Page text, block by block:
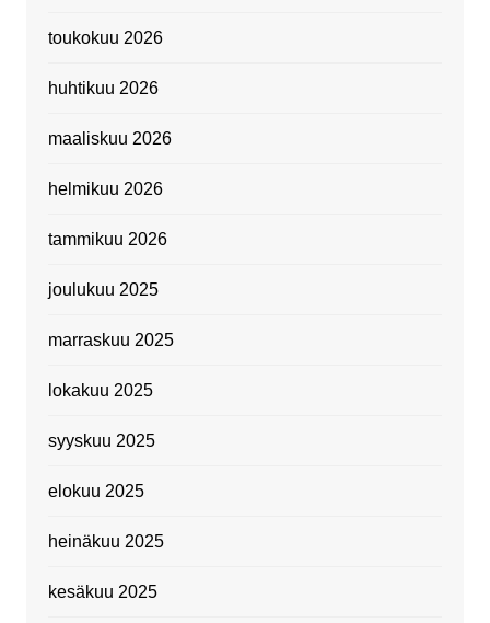
toukokuu 2026
huhtikuu 2026
maaliskuu 2026
helmikuu 2026
tammikuu 2026
joulukuu 2025
marraskuu 2025
lokakuu 2025
syyskuu 2025
elokuu 2025
heinäkuu 2025
kesäkuu 2025